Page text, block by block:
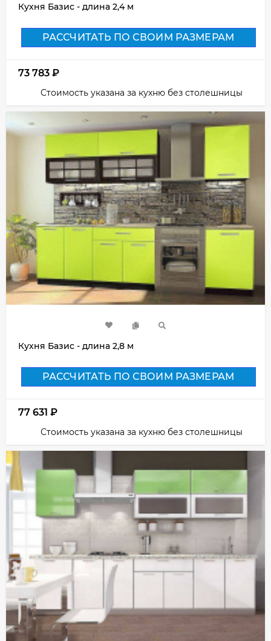
Кухня Базис - длина 2,4 м
РАССЧИТАТЬ ПО СВОИМ РАЗМЕРАМ
73 783 ₽
Стоимость указана за кухню без столешницы
Кухня Базис - длина 2,8 м
РАССЧИТАТЬ ПО СВОИМ РАЗМЕРАМ
77 631 ₽
Стоимость указана за кухню без столешницы